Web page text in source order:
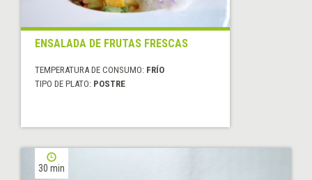
ENSALADA DE FRUTAS FRESCAS
TEMPERATURA DE CONSUMO: FRÍO
TIPO DE PLATO: POSTRE
30 min